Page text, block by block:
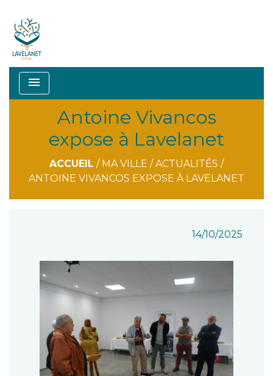
menu
Antoine Vivancos
expose à Lavelanet
ACCUEIL / MA VILLE /ACTUALITÉS /
ANTOINE VIVANCOS EXPOSE À LAVELANET
14/10/2025